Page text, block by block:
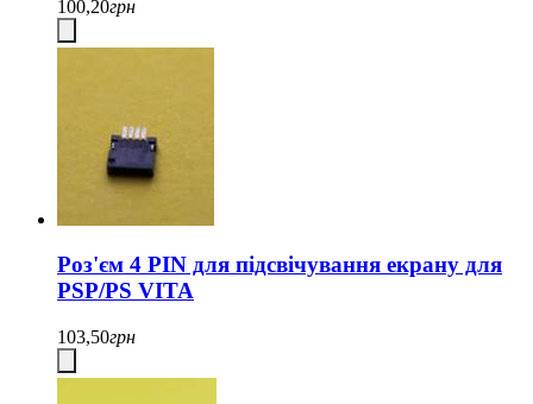
100,20грн
Роз'єм 4 PIN для підсвічування екрану для
PSP/PS VITA
103,50грн